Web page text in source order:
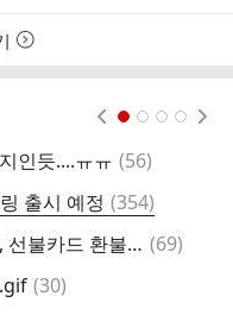
인듯....ㅠㅠ 댓
(56)
출시 예정 댓
글
(354)
60% 안 써도 환불 가능…스타벅스, 선불카드 환불 기준 한시적 완화 댓
(69)
댓
(30)